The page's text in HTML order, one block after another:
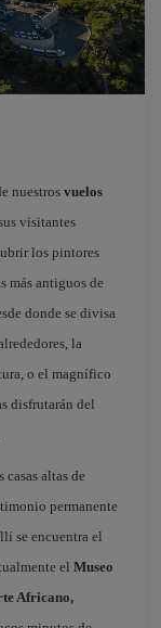
nuestros vuelos
visitantes
los pintores
más antiguos de
donde se divisa
la
o el magnífico
disfrutarán del
casas altas de
permanente
se encuentra el
el Museo
Africano,